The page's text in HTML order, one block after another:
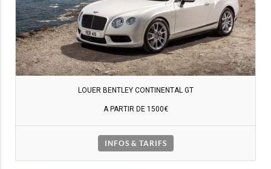
LOUER BENTLEY CONTINENTAL GT
A PARTIR DE 1500€
INFOS & TARIFS